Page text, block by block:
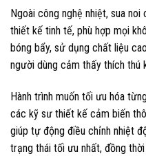
Ngoài công nghệ nhiệt, sua
thiết kế tinh tế, phù hợp mọi
bóng bẩy, sử dụng chất liệu
người dùng cảm thấy thích thú
Hành trình muốn tối ưu hóa
các kỹ sư thiết kế cảm biến
giúp tự động điều chỉnh nhiệt
trạng thái tối ưu nhất, đồng